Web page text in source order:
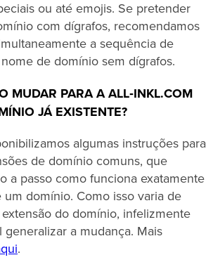
ou até emojis. Se pretender
com dígrafos, recomendamos
a sequência de
de domínio sem dígrafos.
MUDAR PARA A ALL‑INKL.COM
JÁ EXISTENTE?
algumas instruções para
de domínio comuns, que
a passo como funciona exatamente
um domínio. Como isso varia de
do domínio, infelizmente
generalizar a mudança. Mais
.